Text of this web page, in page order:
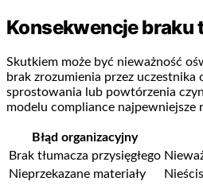
Konsekwencje braku
Skutkiem może być nieważność
brak zrozumienia przez
sprostowania lub powtórzenia
modelu compliance najpewniejsze
Błąd organizacyjny
Brak tłumacza przysięgłego
Nieprzekazane materiały